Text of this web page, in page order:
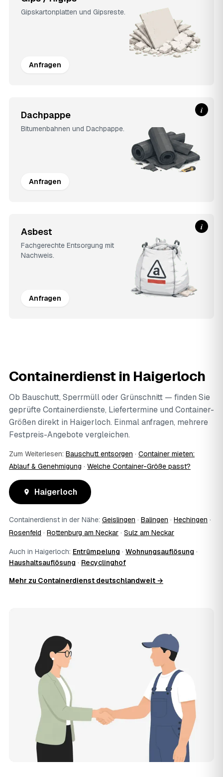
Gipskartonplatten und Gipsreste.
Anfragen
Dachpappe
Bitumenbahnen und Dachpappe.
Anfragen
i
Asbest
Fachgerechte Entsorgung mit
Nachweis.
Anfragen
i
Containerdienst in Haigerloch
Ob Bauschutt, Sperrmüll oder Grünschnitt — finden Sie
geprüfte Containerdienste, Liefertermine und Container-
Größen direkt in Haigerloch. Einmal anfragen, mehrere
Festpreis-Angebote vergleichen.
Zum Weiterlesen: Bauschutt entsorgen · Container mieten:
Ablauf & Genehmigung · Welche Container-Größe passt?
Haigerloch
Containerdienst in der Nähe: Geislingen · Balingen · Hechingen ·
Rosenfeld · Rottenburg am Neckar · Sulz am Neckar
Auch in Haigerloch: Entrümpelung · Wohnungsauflösung ·
Haushaltsauflösung · Recyclinghof
Mehr zu Containerdienst deutschlandweit →